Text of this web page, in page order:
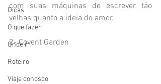
Dicas
O que fazer
Onde ir
Roteiro
Viaje conosco
com suas máquinas de escrever tão
velhas quanto a ideia do amor.
2- Covent Garden